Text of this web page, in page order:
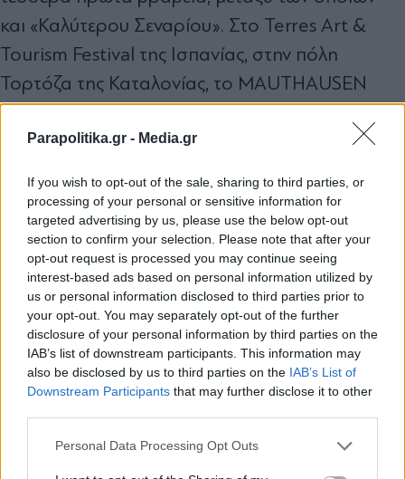
Parapolitika.gr - Media.gr
If you wish to opt-out of the sale, sharing to third parties, or
processing of your personal or sensitive information for
targeted advertising by us, please use the below opt-out
section to confirm your selection. Please note that after your
opt-out request is processed you may continue seeing
interest-based ads based on personal information utilized by
us or personal information disclosed to third parties prior to
your opt-out. You may separately opt-out of the further
disclosure of your personal information by third parties on the
IAB’s list of downstream participants. This information may
also be disclosed by us to third parties on the IAB’s List of
Downstream Participants that may further disclose it to other
Personal Data Processing Opt Outs
και «Καλύτερου Σεναρίου». Στο Terres Art &
Tourism Festival της Ισπανίας, στην πόλη
Τορτόζα της Καταλονίας, το MAUTHAUSEN
έλαβε Χρυσό Βραβείο στην κατηγορία «Ιστορία
Κληρονομιά». Στην κυπριακή πρεμιέρα στο
Διεθνές Φεστιβάλ Κινηματογράφου Κύπρου
«Χρυσή Αφροδίτη», το MAUTHAUSEN έλαβε το
Βραβείο «Ταινία με Ισχυρό Μήνυμα για την
Ειρήνη». Στο Austrian FilmFestival βραβεύτηκε
ως «Καλύτερη Πειιραματική Ταινία». Στο Διεθνές
Φεστιβάλ Κινηματογράφου Πελοποννήσου
«Γέφυρες» στο Λουτράκι το MAUTHAUSEN
Τεκμηρίωσης Μεγάλου Μήκους» και στην
Εγγραφή στο newsletter